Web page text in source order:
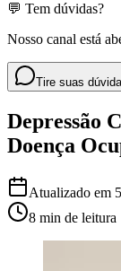
💬 Tem dúvidas?
Nosso canal está
Tire suas
Depressão
Doença
Atualizado em
8 min de leitura